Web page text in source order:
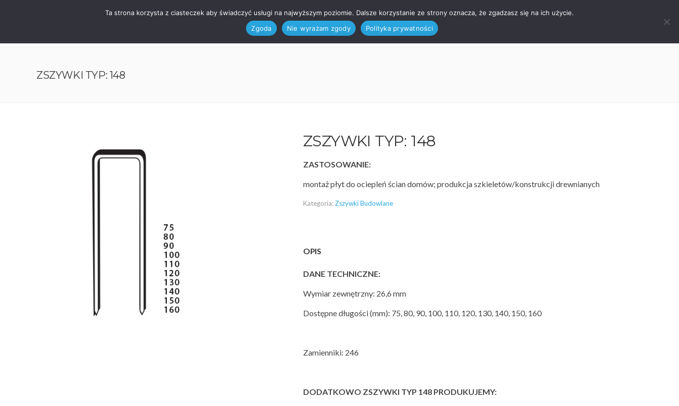
STRONA GŁÓWNA
ZSZYWKI TYP: 148
ZSZYWKI TYP: 148
ZASTOSOWANIE:
montaż płyt do ociepleń ścian domów; produkcja szkieletów/konstrukcji drewnianych
Kategoria: Zszywki Budowlane
OPIS
DANE TECHNICZNE:
Wymiar zewnętrzny: 26,6 mm
Dostępne długości (mm): 75, 80, 90, 100, 110, 120, 130, 140, 150, 160
Zamienniki: 246
DODATKOWO ZSZYWKI TYP 148 PRODUKUJEMY:
Ta strona korzysta z ciasteczek aby świadczyć usługi na najwyższym poziomie. Dalsze korzystanie ze strony oznacza, że zgadzasz się na ich użycie.
Zgoda
Nie wyrażam zgody Polityka prywatności